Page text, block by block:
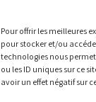
Pour offrir les meilleures
pour stocker et/ou
technologies nous
ou les ID uniques sur ce
avoir un effet négatif sur
21 Quai
Billancourt